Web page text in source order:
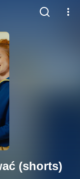
(shorts)